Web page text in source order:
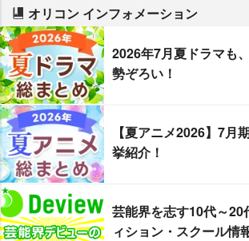
オリコン インフォメーション
2026年7月夏ドラマも
勢ぞろい！
【夏アニメ2026】7月
挙紹介！
芸能界を志す10代～
ィション・スクール情